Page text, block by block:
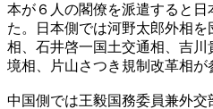
本が６人の閣僚を派遣すると
た。日本側では河野太郎外相
相、石井啓一国土交通相、吉
境相、片山さつき規制改革相が
中国側では王毅国務委員兼外交